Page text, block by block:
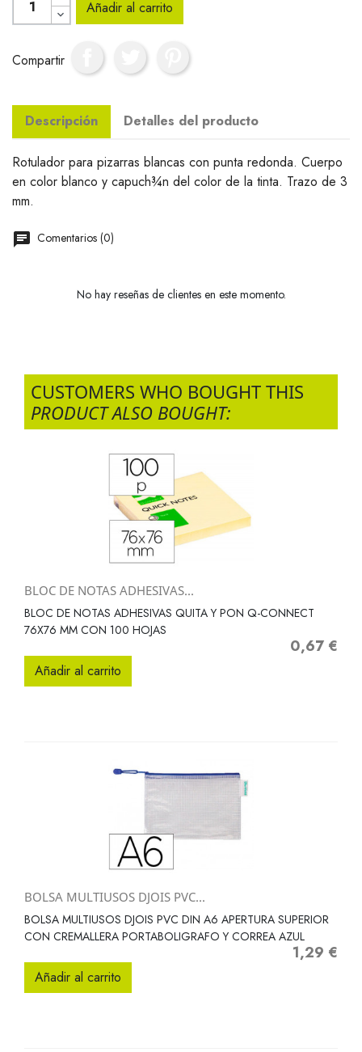
Añadir al carrito
Compartir
Descripción Detalles del producto
Rotulador para pizarras blancas con punta redonda. Cuerpo
en color blanco y capuch¾n del color de la tinta. Trazo de 3
mm.
Comentarios (0)
No hay reseñas de clientes en este momento.
CUSTOMERS WHO BOUGHT THIS
PRODUCT ALSO BOUGHT:
BLOC DE NOTAS ADHESIVAS...
BLOC DE NOTAS ADHESIVAS QUITA Y PON Q-CONNECT
76X76 MM CON 100 HOJAS
Precio
0,67 €
Añadir al carrito
BOLSA MULTIUSOS DJOIS PVC...
BOLSA MULTIUSOS DJOIS PVC DIN A6 APERTURA SUPERIOR
CON CREMALLERA PORTABOLIGRAFO Y CORREA AZUL
Precio
1,29 €
Añadir al carrito